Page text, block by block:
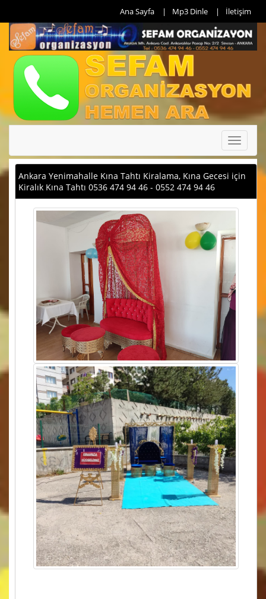
Ana Sayfa Mp3 Dinle İletişim
Toggle
Ankara Yenimahalle Kına Tahtı Kiralama, Kına Gecesi için
Kiralık Kına Tahtı 0536 474 94 46 - 0552 474 94 46